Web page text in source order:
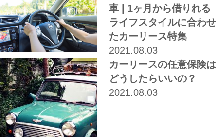
車 | 1ヶ月から借りれる
ライフスタイルに合わせ
たカーリース特集
2021.08.03
カーリースの任意保険は
どうしたらいいの？
2021.08.03